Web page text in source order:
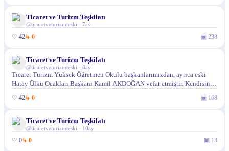
Ticaret ve Turizm Teşkilatı
@ticaretveturizmteski · 7ay
♡ 42↳ 0 ▣ 238
Ticaret ve Turizm Teşkilatı
@ticaretveturizmteski · 8ay
Ticaret Turizm Yüksek Öğretmen Okulu başkanlarımızdan, ayrıca eski
Hatay Ülkü Ocakları Başkanı Kamil AKDOĞAN vefat etmiştir. Kendisine
Allahtan rahmet, geride kalanlara sabırlar dileriz. Mekanı cennet olsun.
♡ 42↳ 0 ▣ 168
Ticaret ve Turizm Teşkilatı
@ticaretveturizmteski · 10ay
♡ 0↳ 0 ▣ 13